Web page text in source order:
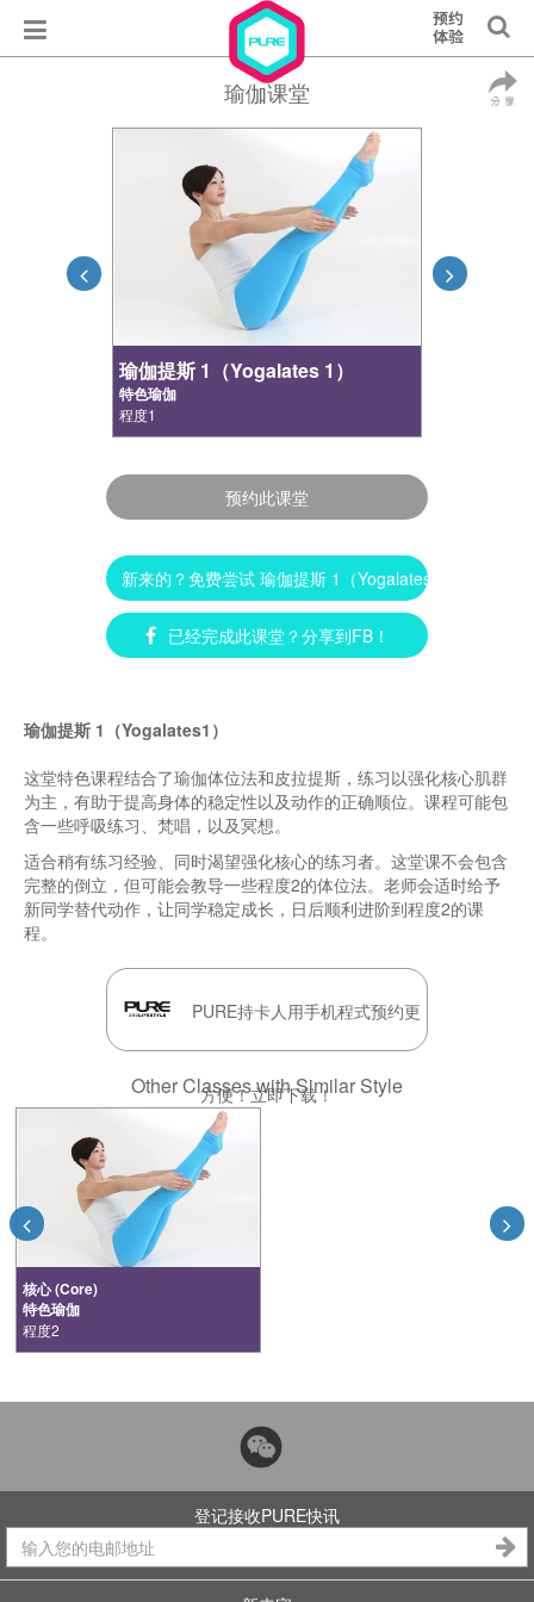
瑜伽课堂
瑜伽提斯 1（Yogalates 1）
特色瑜伽
程度1
预约此课堂
新来的？免费尝试 瑜伽提斯 1（Yogalates 1） ►
已经完成此课堂？分享到FB！
瑜伽提斯 1（Yogalates1）
这堂特色课程结合了瑜伽体位法和皮拉提斯，练习以强化核心肌群
为主，有助于提高身体的稳定性以及动作的正确顺位。课程可能包
含一些呼吸练习、梵唱，以及冥想。
适合稍有练习经验、同时渴望强化核心的练习者。这堂课不会包含
完整的倒立，但可能会教导一些程度2的体位法。老师会适时给予
新同学替代动作，让同学稳定成长，日后顺利进阶到程度2的课
程。
PURE持卡人用手机程式预约更
方便！立即下载！
Other Classes with Similar Style
核心 (Core)
特色瑜伽
程度2
登记接收PURE快讯